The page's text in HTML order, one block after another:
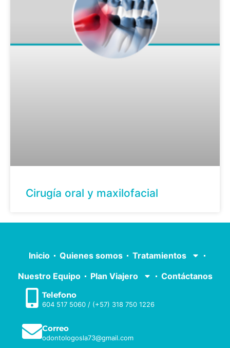
Cirugía oral y maxilofacial
Inicio Quienes somos
Tratamientos
Nuestro Equipo
Plan Viajero Contáctanos
Telefono
604 517 5060/ (+57) 318 750 1226
Correo
odontologosla73@gmail.com